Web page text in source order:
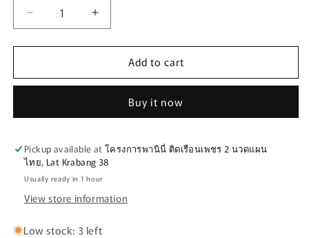
Decrease
quantity
for
มือ
VAPOR
RAY
GLOVE
GRAY
Increase
quantity
for
มือ
FASTHOUSE
VAPOR
RAY
GLOVE
GRAY
Add to cart
Buy it now
Pickup available at โครงการพานินี่ ติดเรือนเพชร 2 นวดแผน
ไทย, Lat Krabang 38
Usually ready in 1 hour
View store information
Low stock: 3 left